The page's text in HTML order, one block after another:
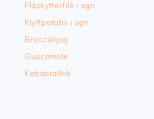
Fläskytterfilè i ugn
Klyftpotatis i ugn
Broccolipaj
Guacamole
Kebabtallrik